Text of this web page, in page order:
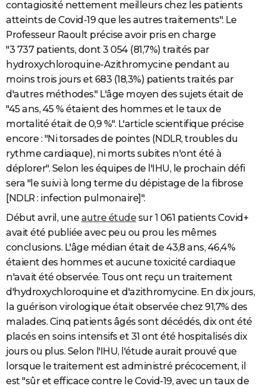
contagiosité nettement meilleurs chez les patients
atteints de Covid-19 que les autres traitements". Le
Professeur Raoult précise avoir pris en charge
"3 737 patients, dont 3 054 (81,7%) traités par
hydroxychloroquine-Azithromycine pendant au
moins trois jours et 683 (18,3%) patients traités par
d'autres méthodes." L'âge moyen des sujets était de
"45 ans, 45 % étaient des hommes et le taux de
mortalité était de 0,9 %". L'article scientifique précise
encore : "Ni torsades de pointes (NDLR, troubles du
rythme cardiaque), ni morts subites n'ont été à
déplorer". Selon les équipes de l'IHU, le prochain défi
sera "le suivi à long terme du dépistage de la fibrose
[NDLR : infection pulmonaire]".
Début avril, une autre étude sur 1 061 patients Covid+
avait été publiée avec peu ou prou les mêmes
conclusions. L'âge médian était de 43,8 ans, 46,4%
étaient des hommes et aucune toxicité cardiaque
n'avait été observée. Tous ont reçu un traitement
d'hydroxychloroquine et d'azithromycine. En dix jours,
la guérison virologique était observée chez 91,7% des
malades. Cinq patients âgés sont décédés, dix ont été
placés en soins intensifs et 31 ont été hospitalisés dix
jours ou plus. Selon l'IHU, l'étude aurait prouvé que
lorsque le traitement est administré précocement, il
est "sûr et efficace contre le Covid-19, avec un taux de